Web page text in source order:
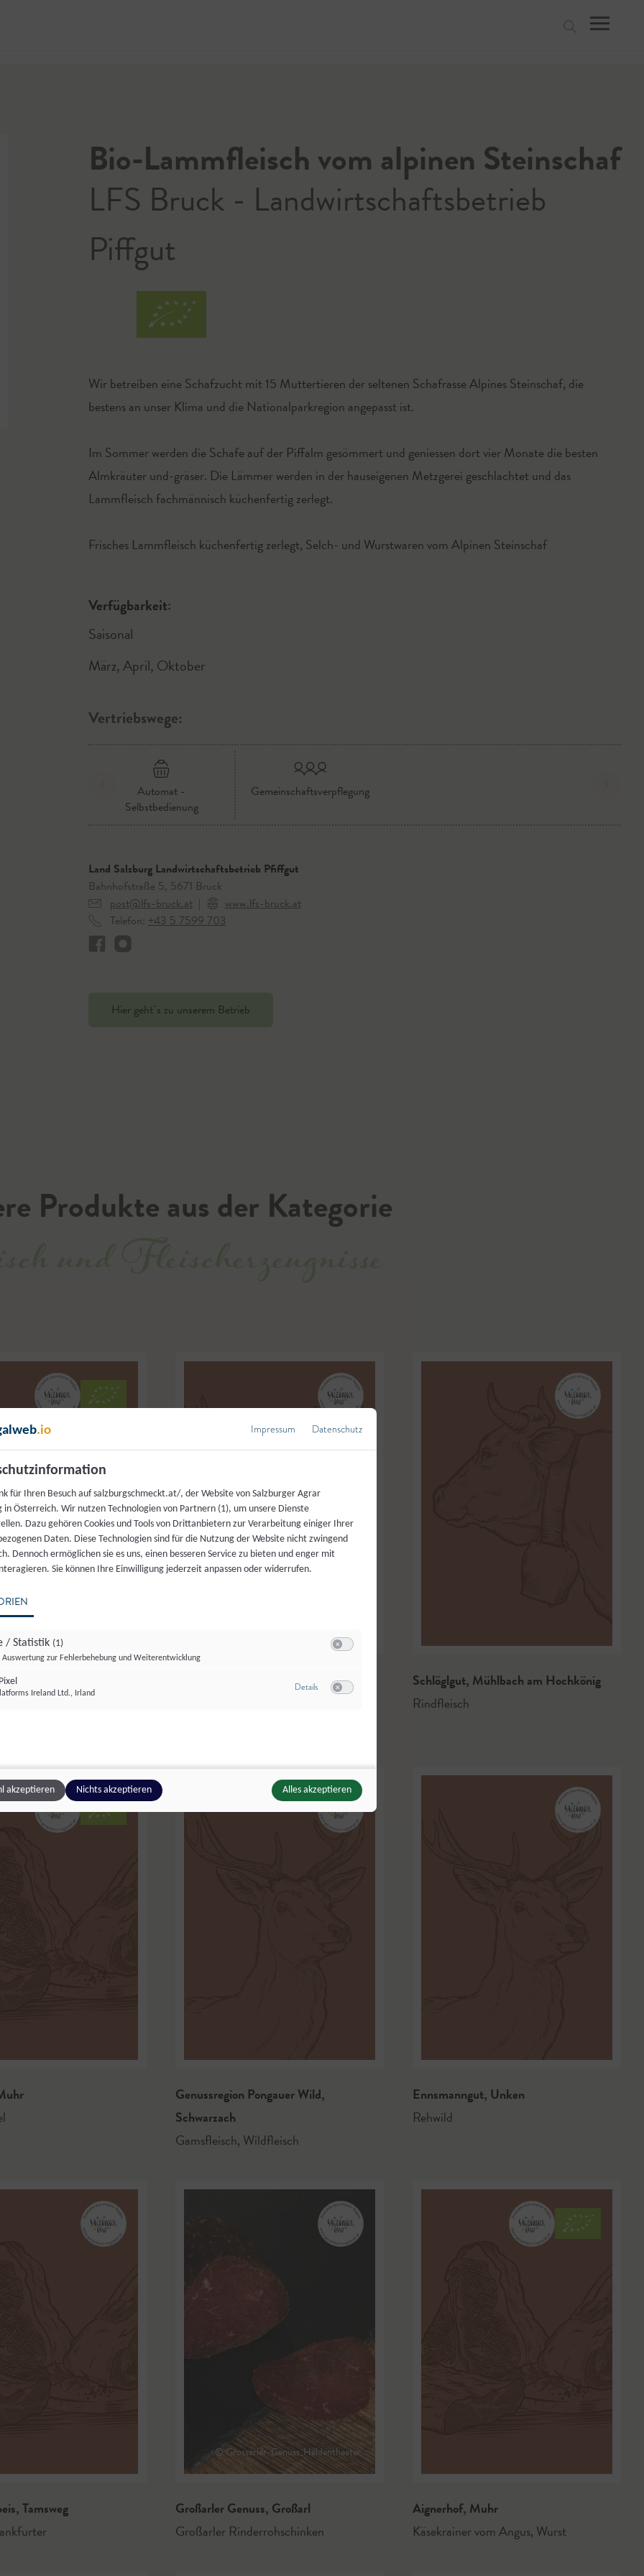
Bio-Lammfleisch vom alpinen Steinschaf
LFS Bruck - Landwirtschaftsbetrieb
Piffgut
Wir betreiben eine Schafzucht mit 15 Muttertieren der seltenen Schafrasse Alpines Steinschaf, die
bestens an unser Klima und die Nationalparkregion angepasst ist.
Im Sommer werden die Schafe auf der Piffalm gesömmert und geniessen dort vier Monate die besten
Almkräuter und-gräser. Die Lämmer werden in der hauseigenen Metzgerei geschlachtet und das
Lammfleisch fachmännisch küchenfertig zerlegt.
Frisches Lammfleisch küchenfertig zerlegt, Selch- und Wurstwaren vom Alpinen Steinschaf
Verfügbarkeit:
Saisonal
März, April, Oktober
Vertriebswege:
Automat -
Selbstbedienung
Gemeinschaftsverpflegung
Land Salzburg Landwirtschaftsbetrieb Pfiffgut
Bahnhofstraße 5, 5671 Bruck
post@lfs-bruck.at |
www.lfs-bruck.at
Telefon: +43 5 7599 703
Hier geht`s zu unserem Betrieb
Produkte aus der Kategorie
Ziegenparadies Schlöglgut, Mühlbach am Hochkönig
Rindfleisch
Genussregion Pongauer Wild,
Schwarzach
Gamsfleisch, Wildfleisch
Ennsmanngut, Unken
Rehwild
,Tamsweg
© Grossarler-Genuss_Heldentheater
Großarler Genuss, Großarl
Großarler Rinderrohschinken
Aignerhof, Muhr
Käsekrainer vom Angus, Wurst
.io Impressum Datenschutz
für Ihren Besuch auf salzburgschmeckt.at/, der Website von Salzburger Agrar
in Österreich. Wir nutzen Technologien von Partnern (1), um unsere Dienste
Dazu gehören Cookies und Tools von Drittanbietern zur Verarbeitung einiger Ihrer
Daten. Diese Technologien sind für die Nutzung der Website nicht zwingend
Dennoch ermöglichen sie es uns, einen besseren Service zu bieten und enger mit
Sie können Ihre Einwilligung jederzeit anpassen oder widerrufen.
/ Statistik (1)
Auswertung zur Fehlerbehebung und Weiterentwicklung
Ireland Ltd., Irland
Detailszu Meta Pixel
Switch zum Einwilligen bzw. Ablehnen des Dienstes Meta Pixel
akzeptieren Nichts akzeptieren Alles akzeptieren